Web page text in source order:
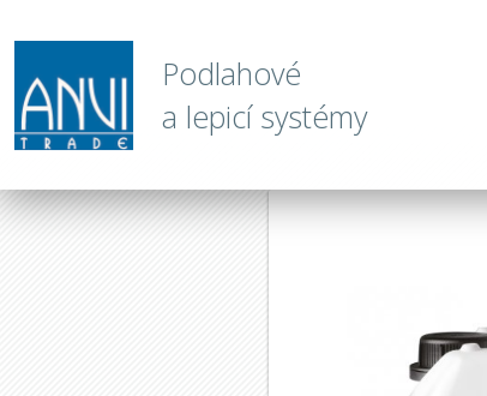
Podlahové
a lepicí systémy